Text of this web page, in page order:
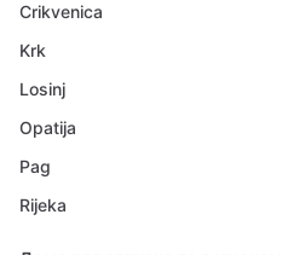
Crikvenica
Krk
Losinj
Opatija
Pag
Rijeka